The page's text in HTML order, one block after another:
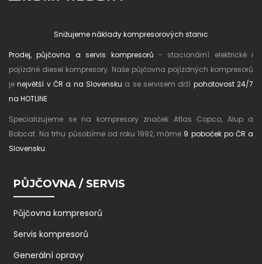
Snižujeme náklady kompresorových stanic
Prodej, půjčovna a servis kompresorů - stacionární elektrické i
pojízdné diesel kompresory. Naše půjčovna pojízdných kompresorů
jenejvětší v ČR a na Slovensku a se servisem drží pohotovost 24/7
na HOTLINE.
Specializujeme se na kompresory značek Atlas Copco, Alup a
Bobcat. Na trhu působíme od roku 1992, máme 9 poboček po ČR a
Slovensku.
PŮJČOVNA / SERVIS
Půjčovna kompresorů
Servis kompresorů
Generální opravy